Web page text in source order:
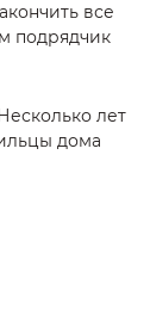
все
подрядчик
лет
дома